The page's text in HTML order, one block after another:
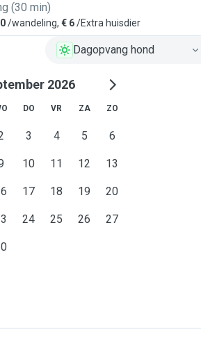
(30 min)
/wandeling, € 6/Extra huisdier
Dagopvang hond
2026
DO VR ZA ZO
3 4 5 6
10 11 12 13
17 18 19 20
24 25 26 27